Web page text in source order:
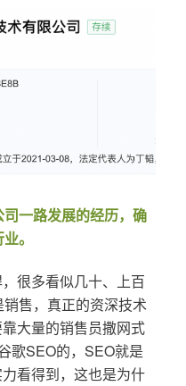
一路发展的经历，确
。
很多看似几十、上百
售，真正的资深技术
大量的销售员撒网式
歌SEO的，SEO就是
看得到，这也是为什